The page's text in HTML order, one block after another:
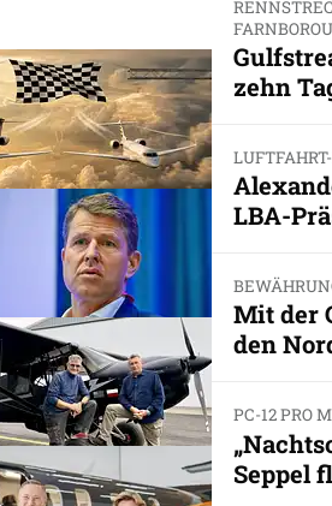
zehn
LBA-
Mit der
den
PC-12 PRO
Seppel